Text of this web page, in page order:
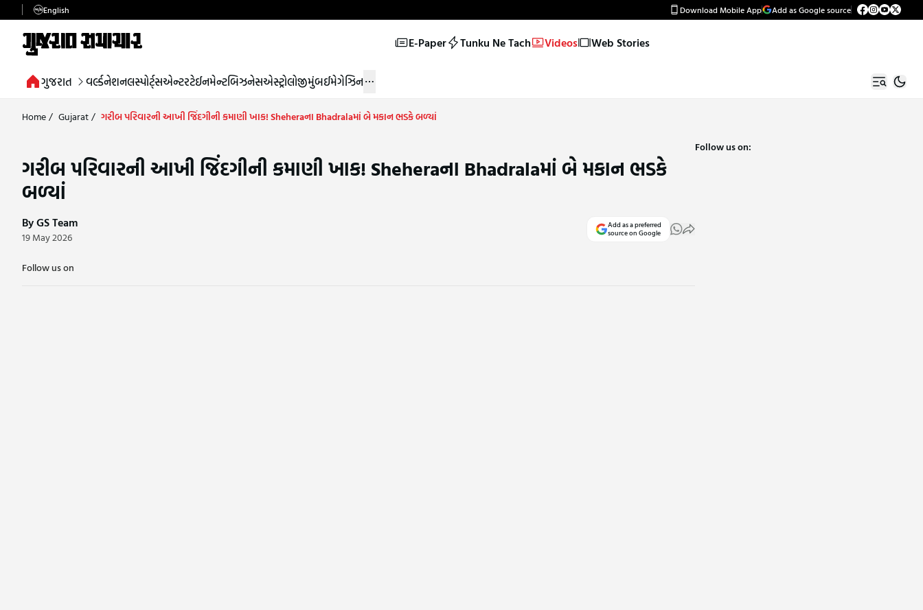
English Download Mobile App Add as Google source
E-Paper Tunku Ne Tach Videos Web Stories
ગુજરાત વર્લ્ડનેશનલસ્પોર્ટ્સએન્ટરટેઈનમેન્ટબિઝનેસએસ્ટ્રોલોજીમુંબઈમેગેઝિન
Home/ Gujarat/ ગરીબ પરિવારની આખી જિંદગીની કમાણી ખાક! Sheheraના Bhadralaમાં બે મકાન ભડકે બળ્યાં
ગરીબ પરિવારની આખી જિંદગીની કમાણી ખાક! Sheheraના Bhadralaમાં બે મકાન ભડકે
બળ્યાં
By GS Team
19 May 2026
Add as a preferred
source on Google
Follow us on
Follow us on: